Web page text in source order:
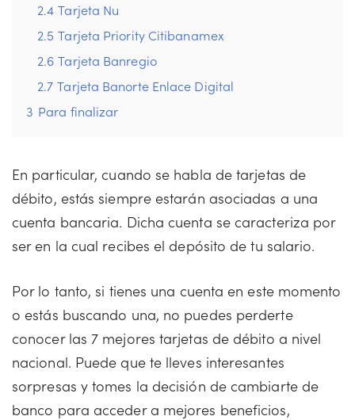
2.4 Tarjeta Nu
2.5 Tarjeta Priority Citibanamex
2.6 Tarjeta Banregio
2.7 Tarjeta Banorte Enlace Digital
3 Para finalizar
En particular, cuando se habla de tarjetas de
débito, estás siempre estarán asociadas a una
cuenta bancaria. Dicha cuenta se caracteriza por
ser en la cual recibes el depósito de tu salario.
Por lo tanto, si tienes una cuenta en este momento
o estás buscando una, no puedes perderte
conocer las 7 mejores tarjetas de débito a nivel
nacional. Puede que te lleves interesantes
sorpresas y tomes la decisión de cambiarte de
banco para acceder a mejores beneficios,